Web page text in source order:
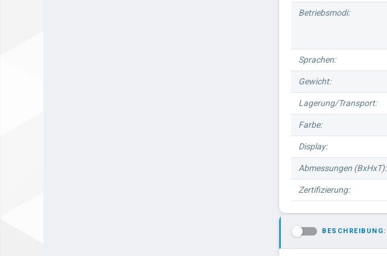
Betriebsmodi:
Sprachen:
Gewicht:
Lagerung/Transport:
Farbe:
Display:
Abmessungen (BxHxT):
Zertifizierung:
BESCHREIBUNG: